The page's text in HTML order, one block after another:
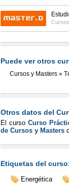
Puede ver otros
Cursos y Masters »
Otros datos del
El curso Curso
de Cursos y Masters
Etiquetas del
Energética